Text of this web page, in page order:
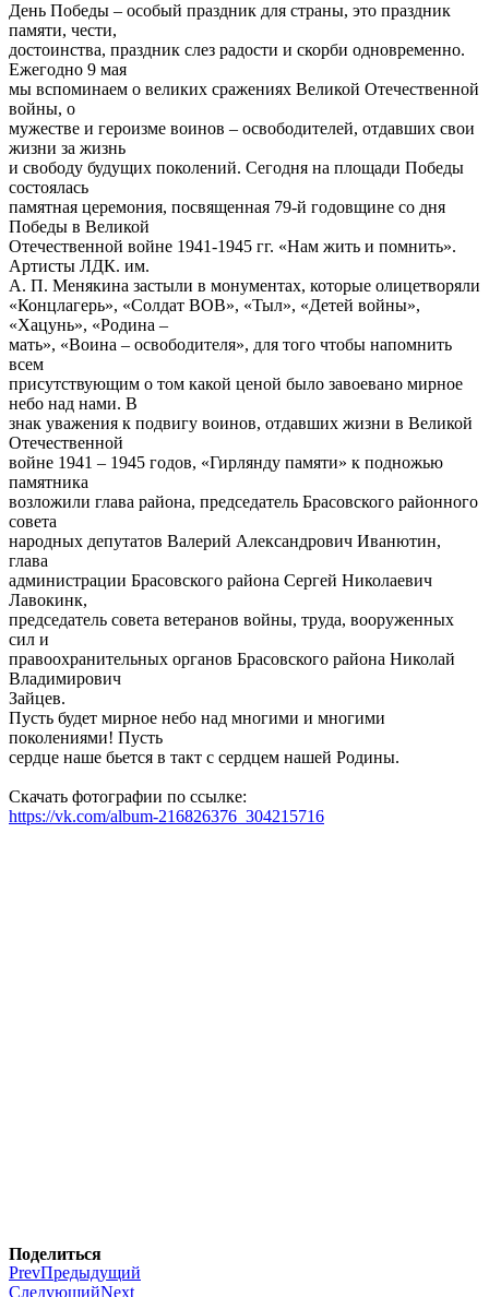
День Победы – особый праздник для страны, это праздник
памяти, чести,
достоинства, праздник слез радости и скорби одновременно.
Ежегодно 9 мая
мы вспоминаем о великих сражениях Великой Отечественной
войны, о
мужестве и героизме воинов – освободителей, отдавших свои
жизни за жизнь
и свободу будущих поколений. Сегодня на площади Победы
состоялась
памятная церемония, посвященная 79-й годовщине со дня
Победы в Великой
Отечественной войне 1941-1945 гг. «Нам жить и помнить».
Артисты ЛДК. им.
А. П. Менякина застыли в монументах, которые олицетворяли
«Концлагерь», «Солдат ВОВ», «Тыл», «Детей войны»,
«Хацунь», «Родина –
мать», «Воина – освободителя», для того чтобы напомнить
всем
присутствующим о том какой ценой было завоевано мирное
небо над нами. В
знак уважения к подвигу воинов, отдавших жизни в Великой
Отечественной
войне 1941 – 1945 годов, «Гирлянду памяти» к подножью
памятника
возложили глава района, председатель Брасовского районного
совета
народных депутатов Валерий Александрович Иванютин,
глава
администрации Брасовского района Сергей Николаевич
Лавокинк,
председатель совета ветеранов войны, труда, вооруженных
сил и
правоохранительных органов Брасовского района Николай
Владимирович
Зайцев.
Пусть будет мирное небо над многими и многими
поколениями! Пусть
сердце наше бьется в такт с сердцем нашей Родины.
Скачать фотографии по ссылке:
https://vk.com/album-216826376_304215716
Поделиться
PrevПредыдущий
СледующийNext